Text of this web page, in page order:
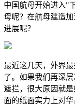
中国航母开始进入"
母呢？在航母建造
进展呢？
最近这几天，外界
了。如果我们再深
遮拦，很大原因就
面的纸面实力上对